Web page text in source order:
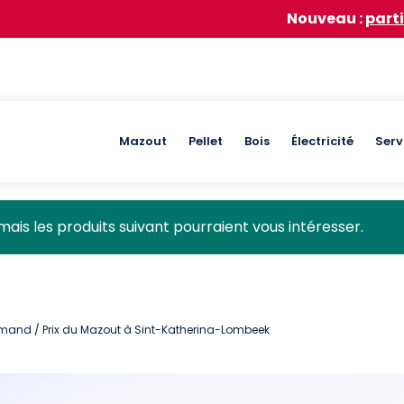
participez à
Main
Mazout Pellet Bois Électricité
les produits suivant pourraient vous intéresser.
/ Prix du Mazout à Sint-Katherina-Lombeek